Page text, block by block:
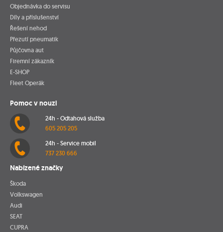
Objednávka do servisu
Díly a příslušenství
Řešení nehod
Přezutí pneumatik
Půjčovna aut
Firemní zákazník
E-SHOP
Fleet Operák
Pomoc v nouzi
24h - Odtahová služba
605 205 205
24h - Service mobil
737 230 666
Nabízené značky
Škoda
Volkswagen
Audi
SEAT
CUPRA